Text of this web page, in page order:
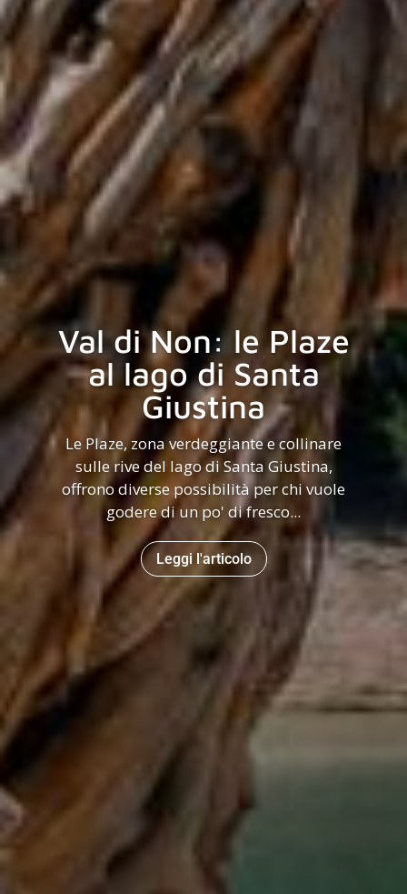
Val di Non: le Plaze
al lago di Santa
Giustina
Le Plaze, zona verdeggiante e collinare
sulle rive del lago di Santa Giustina,
offrono diverse possibilità per chi vuole
godere di un po' di fresco...
Leggi l'articolo